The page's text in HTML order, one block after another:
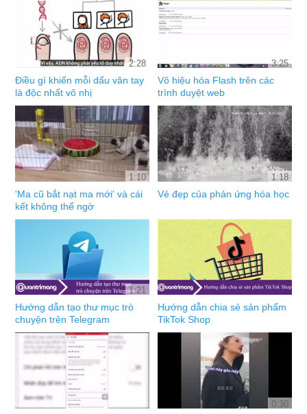
2:28
Điều gì khiến mỗi dấu vân tay
là độc nhất vô nhị
3:25
Vô hiệu hóa Flash trên các
trình duyệt web
1:10
'Ma cũ bắt nạt ma mới' và cái
kết không thể ngờ
1:18
Vẻ đẹp của phản ứng hóa học
1:21
Hướng dẫn tạo thư mục trò
chuyện trên Telegram
Hướng dẫn chia sẻ sản phẩm
TikTok Shop
0:30